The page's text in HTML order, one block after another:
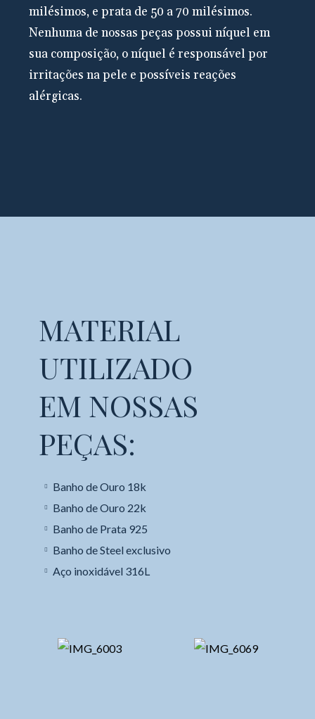
milésimos, e prata de 50 a 70 milésimos.
Nenhuma de nossas peças possui níquel em
sua composição, o níquel é responsável por
irritações na pele e possíveis reações
alérgicas.
MATERIAL
UTILIZADO
EM NOSSAS
PEÇAS:
Banho de Ouro 18k
Banho de Ouro 22k
Banho de Prata 925
Banho de Steel exclusivo
Aço inoxidável 316L